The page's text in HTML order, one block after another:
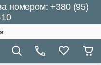
номером: +380 (95)